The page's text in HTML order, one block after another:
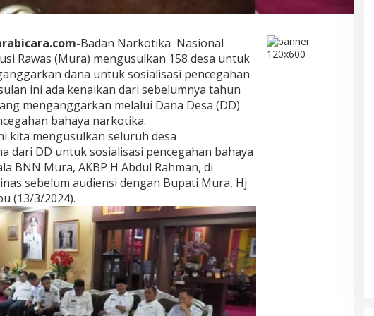
Badan Narkotika Nasional
Rawas (Mura) mengusulkan 158 desa untuk
dana untuk sosialisasi pencegahan
ini ada kenaikan dari sebelumnya tahun
menganggarkan melalui Dana Desa (DD)
bahaya narkotika.
kita mengusulkan seluruh desa
dari DD untuk sosialisasi pencegahan bahaya
BNN Mura, AKBP H Abdul Rahman, di
sebelum audiensi dengan Bupati Mura, Hj
(13/3/2024).